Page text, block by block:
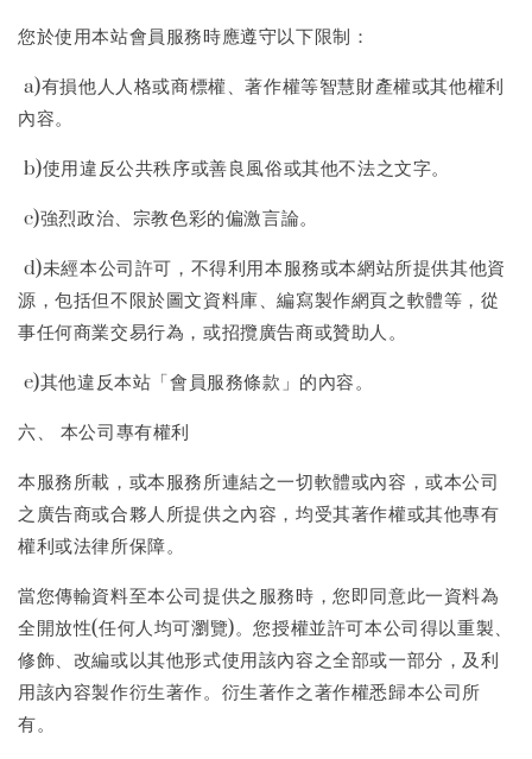
您於使用本站會員服務時應遵守以下限制：
a)有損他人人格或商標權、著作權等智慧財產權或其他權利
內容。
b)使用違反公共秩序或善良風俗或其他不法之文字。
c)強烈政治、宗教色彩的偏激言論。
d)未經本公司許可，不得利用本服務或本網站所提供其他資
源，包括但不限於圖文資料庫、編寫製作網頁之軟體等，從
事任何商業交易行為，或招攬廣告商或贊助人。
e)其他違反本站「會員服務條款」的內容。
六、 本公司專有權利
本服務所載，或本服務所連結之一切軟體或內容，或本公司
之廣告商或合夥人所提供之內容，均受其著作權或其他專有
權利或法律所保障。
當您傳輸資料至本公司提供之服務時，您即同意此一資料為
全開放性(任何人均可瀏覽)。您授權並許可本公司得以重製、
修飾、改編或以其他形式使用該內容之全部或一部分，及利
用該內容製作衍生著作。衍生著作之著作權悉歸本公司所
有。